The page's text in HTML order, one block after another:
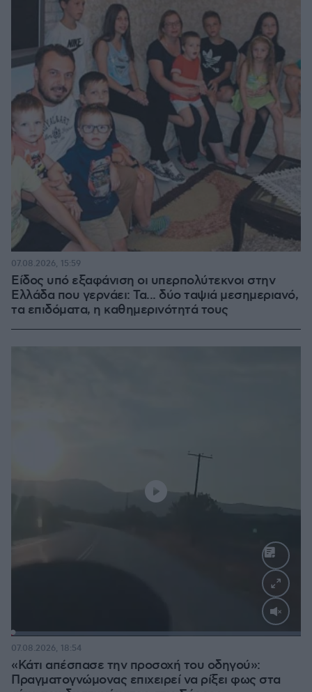
Είδος υπό εξαφάνιση οι υπερπολύτεκνοι στην
Ελλάδα που γερνάει: Τα... δύο ταψιά μεσημεριανό,
τα επιδόματα, η καθημερινότητά τους
07.08.2026, 15:59
Loaded:
«Κάτι απέσπασε την προσοχή του οδηγού»:
Πραγματογνώμονας επιχειρεί να ρίξει φως στα
07.08.2026, 18:54